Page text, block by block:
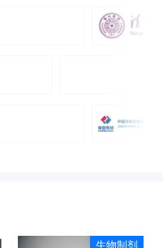
生物制剂